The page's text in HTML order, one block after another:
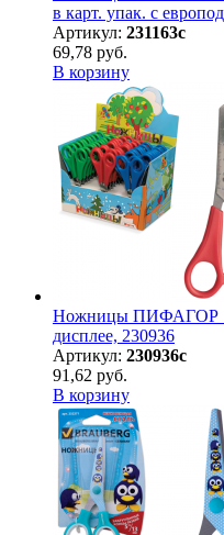
в карт. упак. с
Артикул: 231163с
69,78 руб.
В корзину
Ножницы ПИФАГОР
дисплее, 230936
Артикул: 230936с
91,62 руб.
В корзину